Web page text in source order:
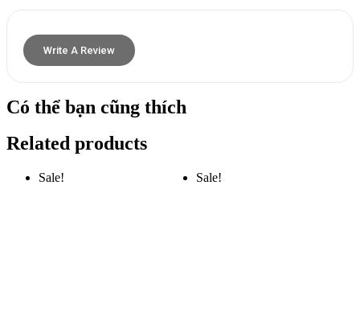
Write A Review
Có thể bạn cũng thích
Related products
Sale! Sale!